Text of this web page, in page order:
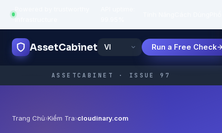
infrastructure
AssetCabinet Run a Free Check
ASSETCABINET · ISSUE 97
Trang Chủ›Kiểm Tra›cloudinary.com